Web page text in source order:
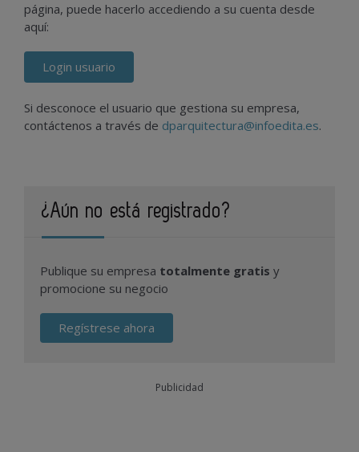
página, puede hacerlo accediendo a su cuenta desde
aquí:
Login usuario
Si desconoce el usuario que gestiona su empresa,
contáctenos a través de dparquitectura@infoedita.es.
¿Aún no está registrado?
Publique su empresa totalmente gratis y
promocione su negocio
Regístrese ahora
Publicidad